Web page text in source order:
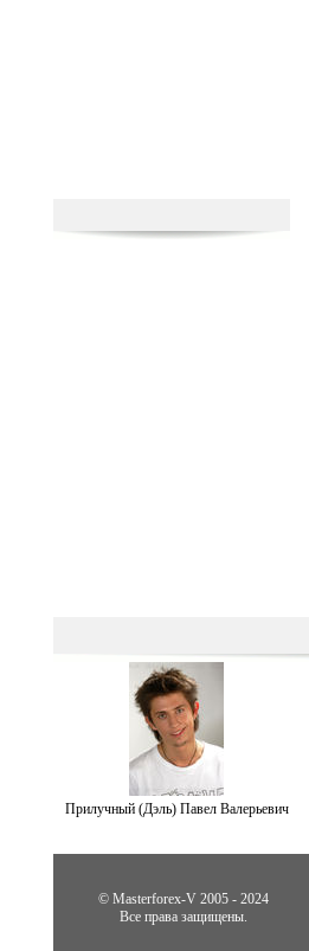
Прилучный (Дэль) Павел Валерьевич
© Masterforex-V 2005 - 2024
Все права защищены.